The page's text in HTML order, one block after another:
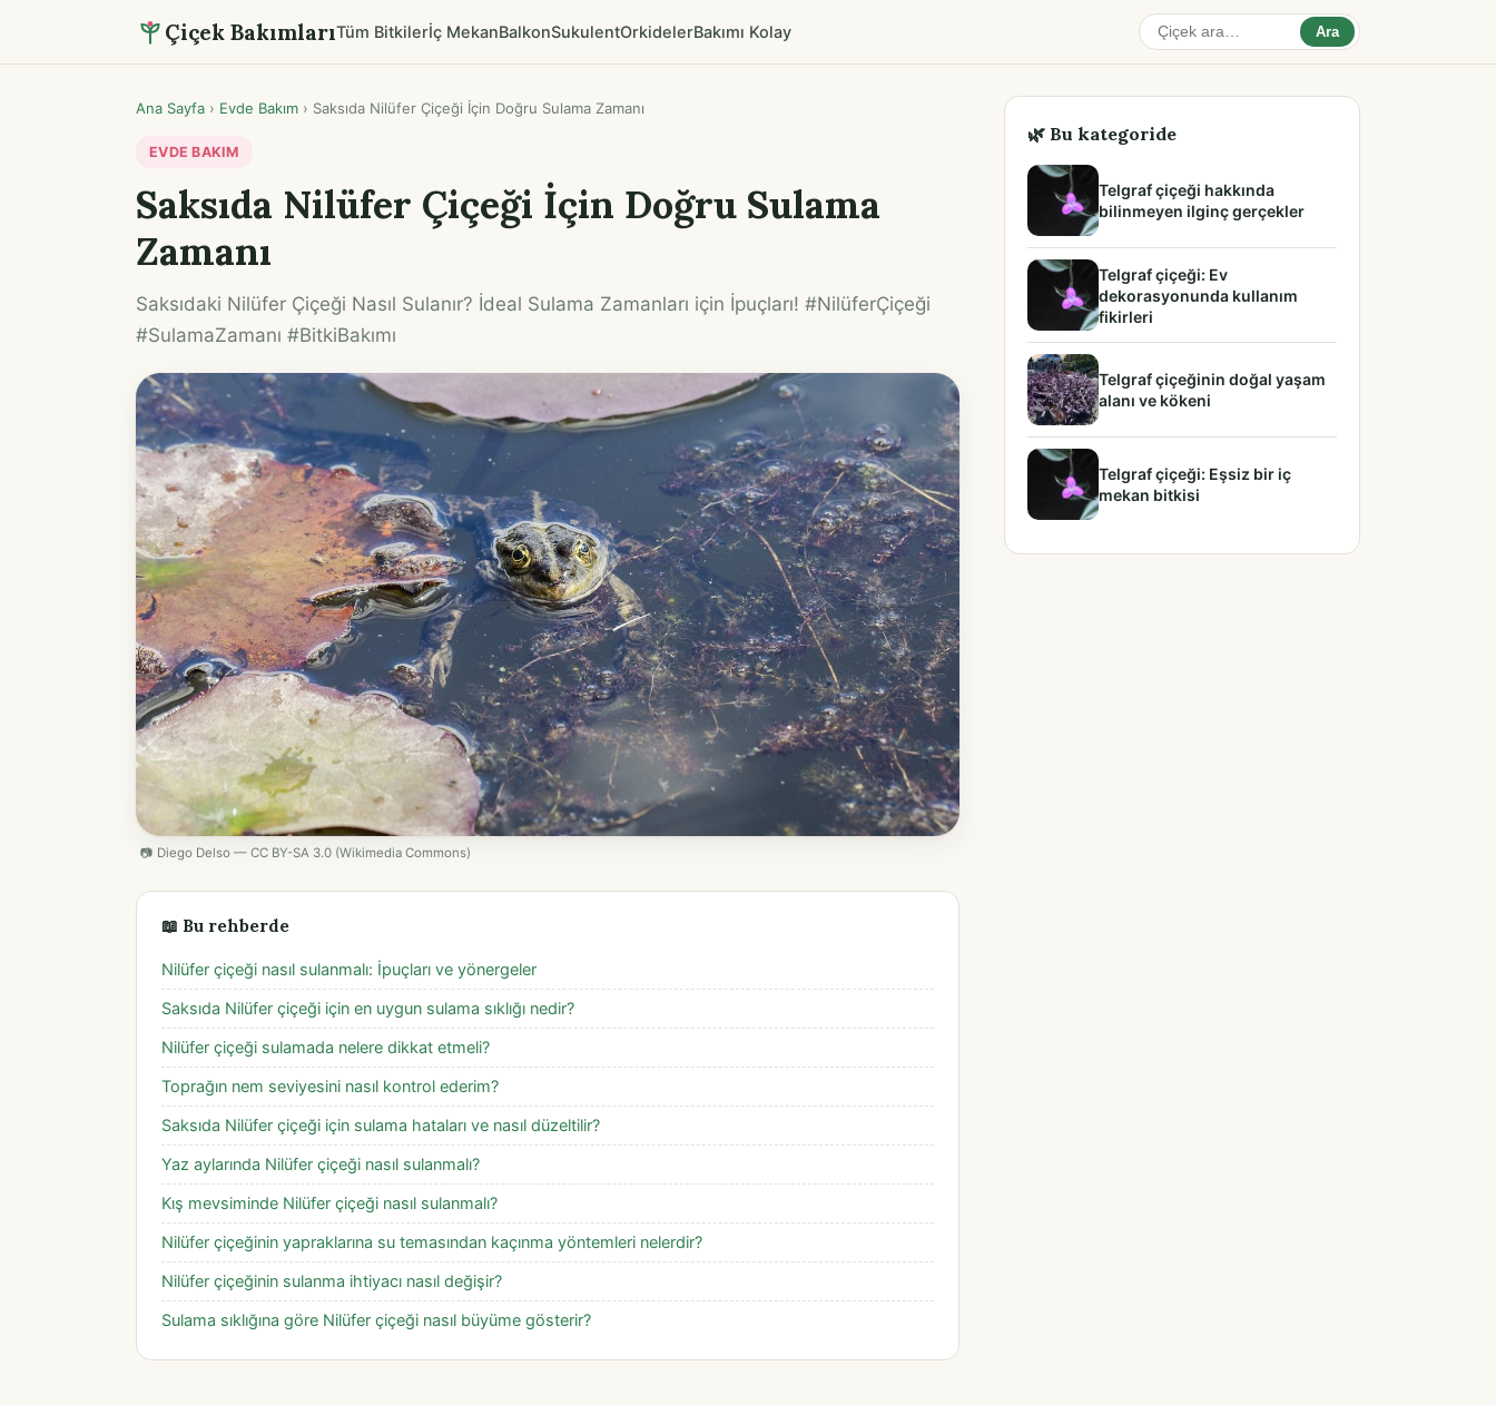
Çiçek BakımlarıTüm Bitkilerİç MekanBalkonSukulentOrkidelerBakımı Kolay Ara
Ana Sayfa › Evde Bakım › Saksıda Nilüfer Çiçeği İçin Doğru Sulama Zamanı
EVDE BAKIM
Saksıda Nilüfer Çiçeği İçin Doğru Sulama
Zamanı
Saksıdaki Nilüfer Çiçeği Nasıl Sulanır? İdeal Sulama Zamanları için İpuçları! #NilüferÇiçeği
#SulamaZamanı #BitkiBakımı
📷 Diego Delso — CC BY-SA 3.0 (Wikimedia Commons)
📖 Bu rehberde
Nilüfer çiçeği nasıl sulanmalı: İpuçları ve yönergeler
Saksıda Nilüfer çiçeği için en uygun sulama sıklığı nedir?
Nilüfer çiçeği sulamada nelere dikkat etmeli?
Toprağın nem seviyesini nasıl kontrol ederim?
Saksıda Nilüfer çiçeği için sulama hataları ve nasıl düzeltilir?
Yaz aylarında Nilüfer çiçeği nasıl sulanmalı?
Kış mevsiminde Nilüfer çiçeği nasıl sulanmalı?
Nilüfer çiçeğinin yapraklarına su temasından kaçınma yöntemleri nelerdir?
Nilüfer çiçeğinin sulanma ihtiyacı nasıl değişir?
Sulama sıklığına göre Nilüfer çiçeği nasıl büyüme gösterir?
🌿 Bu kategoride
Telgraf çiçeği hakkında
bilinmeyen ilginç gerçekler
Telgraf çiçeği: Ev
dekorasyonunda kullanım
fikirleri
Telgraf çiçeğinin doğal yaşam
alanı ve kökeni
Telgraf çiçeği: Eşsiz bir iç
mekan bitkisi